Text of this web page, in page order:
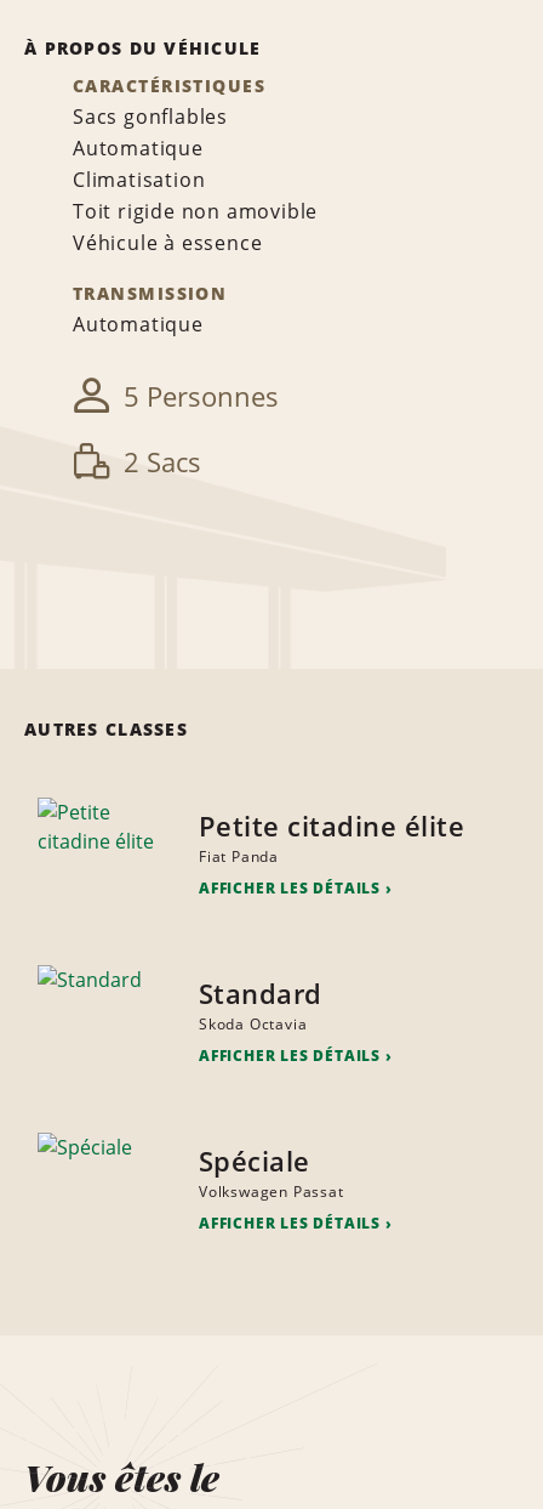
À PROPOS DU VÉHICULE
CARACTÉRISTIQUES
Sacs gonflables
Automatique
Climatisation
Toit rigide non amovible
Véhicule à essence
TRANSMISSION
Automatique
5 Personnes
2 Sacs
AUTRES CLASSES
Petite citadine élite
Fiat Panda
AFFICHER LES DÉTAILS
Standard
Skoda Octavia
AFFICHER LES DÉTAILS
Spéciale
Volkswagen Passat
AFFICHER LES DÉTAILS
Vous êtes le